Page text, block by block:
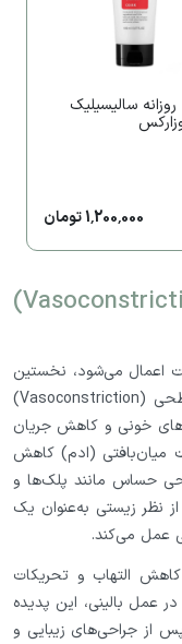
سالیسیلیک
1,200,000 تومان
۱. انقباض رگ‌های خونی (Vasoconstriction)
اعمال می‌شود، نخستین
واکنش سیستم گردش خون انقباض عروق سطحی (Vasoconstriction)
خونی و کاهش جریان
(ادم) کاهش
حساس مانند پلک‌ها و
نظر زیستی به‌عنوان یک
عمل می‌کند.
التهاب و تحریکات
عمل بالینی، این پدیده
از جراحی‌های زیبایی و